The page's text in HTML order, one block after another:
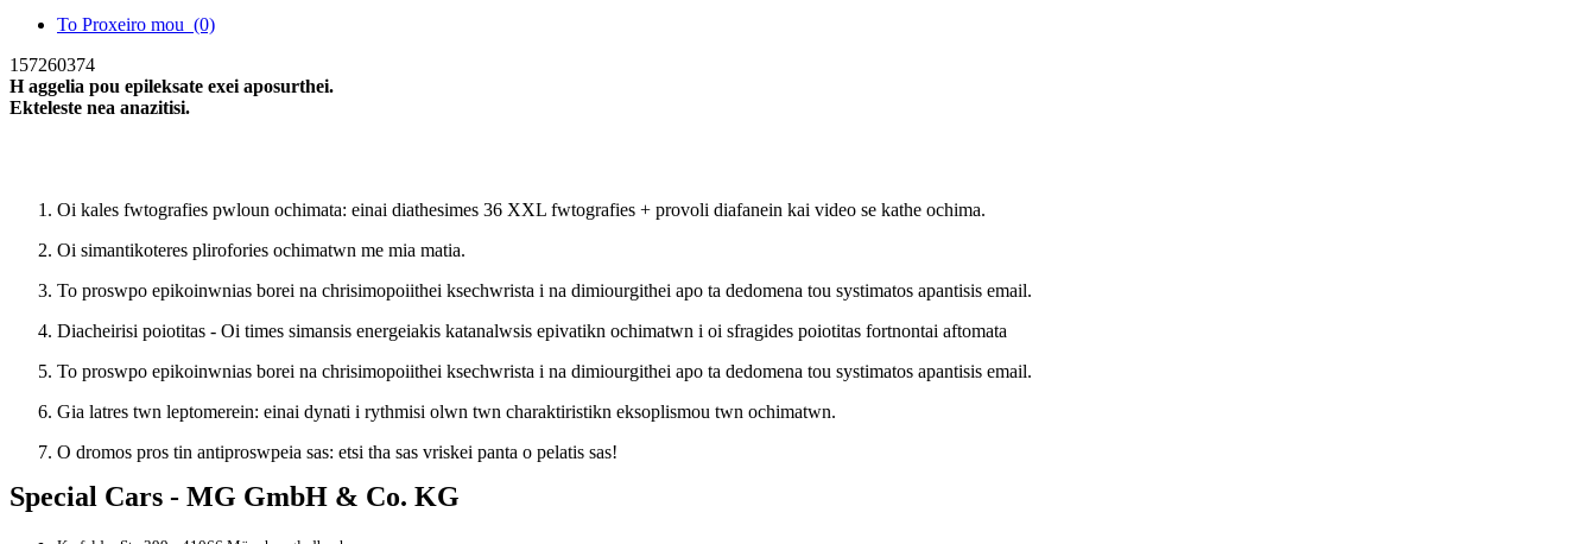
To Proxeiro mou (0)
157260374
H aggelia pou epileksate exei aposurthei.
Ekteleste nea anazitisi.
Oi kales fwtografies pwloun ochimata: einai diathesimes 36 XXL fwtografies + provoli diafanein kai video se kathe ochima.
Oi simantikoteres plirofories ochimatwn me mia matia.
To proswpo epikoinwnias borei na chrisimopoiithei ksechwrista i na dimiourgithei apo ta dedomena tou systimatos apantisis email.
Diacheirisi poiotitas - Oi times simansis energeiakis katanalwsis epivatikn ochimatwn i oi sfragides poiotitas fortnontai aftomata
To proswpo epikoinwnias borei na chrisimopoiithei ksechwrista i na dimiourgithei apo ta dedomena tou systimatos apantisis email.
Gia latres twn leptomerein: einai dynati i rythmisi olwn twn charaktiristikn eksoplismou twn ochimatwn.
O dromos pros tin antiproswpeia sas: etsi tha sas vriskei panta o pelatis sas!
Special Cars - MG GmbH & Co. KG